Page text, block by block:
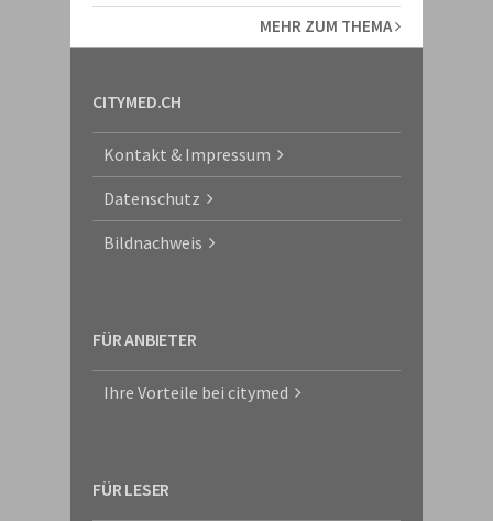
MEHR ZUM THEMA
CITYMED.CH
Kontakt & Impressum
Datenschutz
Bildnachweis
FÜR ANBIETER
Ihre Vorteile bei citymed
FÜR LESER